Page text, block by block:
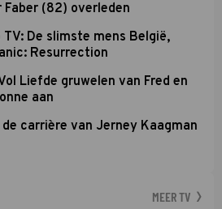
(82) overleden
TV: De slimste mens België,
Resurrection
Liefde gruwelen van Fred en
aan
carrière van Jerney Kaagman
MEER TV